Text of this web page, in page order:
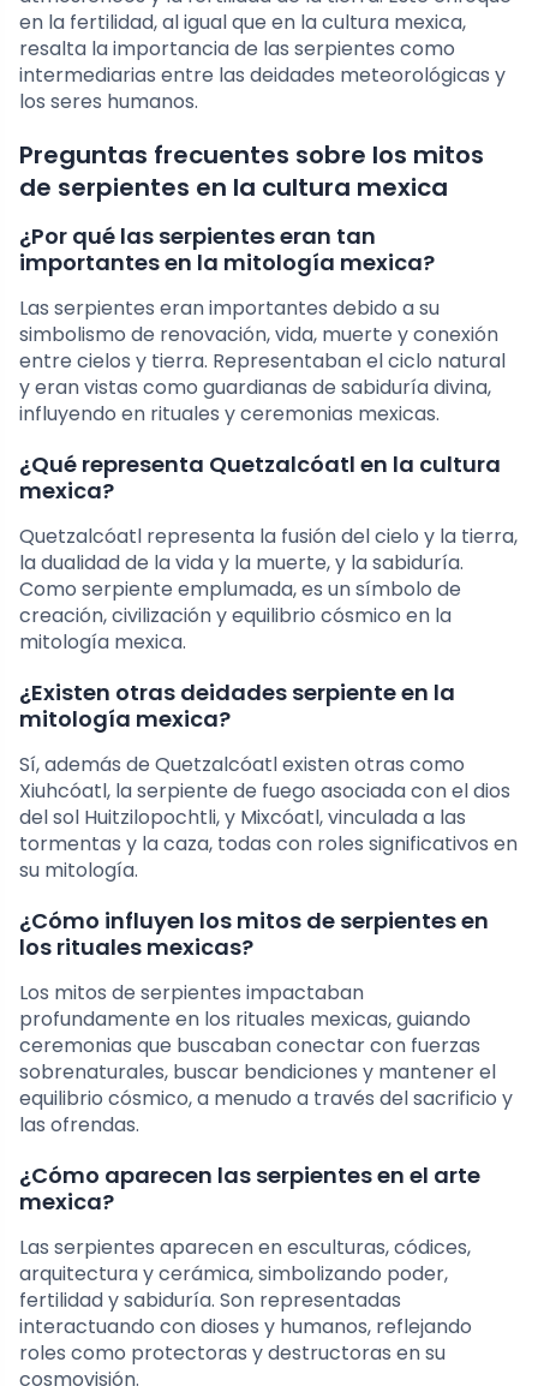
en la fertilidad, al igual que en la cultura mexica,
resalta la importancia de las serpientes como
intermediarias entre las deidades meteorológicas y
los seres humanos.
Preguntas frecuentes sobre los mitos
de serpientes en la cultura mexica
¿Por qué las serpientes eran tan
importantes en la mitología mexica?
Las serpientes eran importantes debido a su
simbolismo de renovación, vida, muerte y conexión
entre cielos y tierra. Representaban el ciclo natural
y eran vistas como guardianas de sabiduría divina,
influyendo en rituales y ceremonias mexicas.
¿Qué representa Quetzalcóatl en la cultura
mexica?
Quetzalcóatl representa la fusión del cielo y la tierra,
la dualidad de la vida y la muerte, y la sabiduría.
Como serpiente emplumada, es un símbolo de
creación, civilización y equilibrio cósmico en la
mitología mexica.
¿Existen otras deidades serpiente en la
mitología mexica?
Sí, además de Quetzalcóatl existen otras como
Xiuhcóatl, la serpiente de fuego asociada con el dios
del sol Huitzilopochtli, y Mixcóatl, vinculada a las
tormentas y la caza, todas con roles significativos en
su mitología.
¿Cómo influyen los mitos de serpientes en
los rituales mexicas?
Los mitos de serpientes impactaban
profundamente en los rituales mexicas, guiando
ceremonias que buscaban conectar con fuerzas
sobrenaturales, buscar bendiciones y mantener el
equilibrio cósmico, a menudo a través del sacrificio y
las ofrendas.
¿Cómo aparecen las serpientes en el arte
mexica?
Las serpientes aparecen en esculturas, códices,
arquitectura y cerámica, simbolizando poder,
fertilidad y sabiduría. Son representadas
interactuando con dioses y humanos, reflejando
roles como protectoras y destructoras en su
cosmovisión.